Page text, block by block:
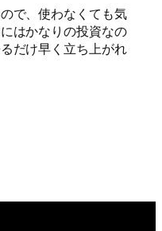
で、使わなくても気
はかなりの投資なの
だけ早く立ち上がれ